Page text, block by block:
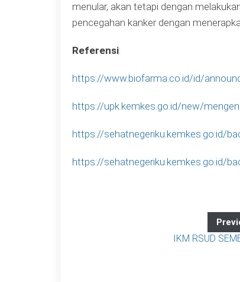
menular, akan tetapi dengan
pencegahan kanker dengan
Referensi:
https://www.biofarma.co.id/id/
https://upk.kemkes.go.id/new/
https://sehatnegeriku.kemkes.go.id/
https://sehatnegeriku.kemkes.go.id/
IKM RSUD